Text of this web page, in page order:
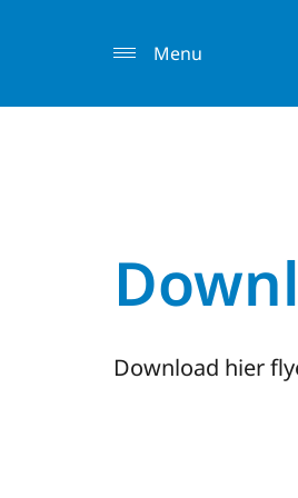
Menu
Download hier